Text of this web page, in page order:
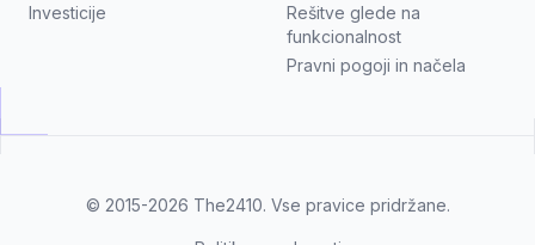
Investicije
Rešitve glede na
funkcionalnost
Pravni pogoji in načela
© 2015-2026 The2410. Vse pravice pridržane.